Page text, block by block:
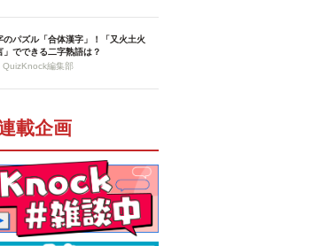
のパズル「合体漢字」！「又火土火
」でできる二字熟語は？
QuizKnock編集部
載企画